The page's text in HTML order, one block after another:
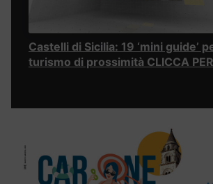
Castelli di Sicilia: 19 ‘mini guide’
turismo di prossimità CLICCA